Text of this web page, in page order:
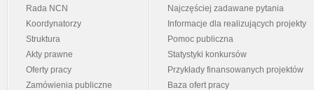
Rada NCN
Koordynatorzy
Struktura
Akty prawne
Oferty pracy
Zamówienia publiczne
Najczęściej zadawane pytania
Informacje dla realizujących projekty
Pomoc publiczna
Statystyki konkursów
Przykłady finansowanych projektów
Baza ofert pracy